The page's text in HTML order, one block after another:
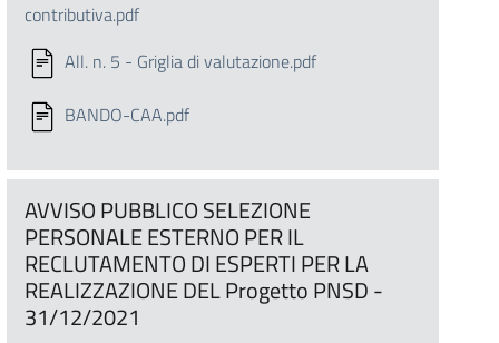
contributiva.pdf
All. n. 5 - Griglia di valutazione.pdf
BANDO-CAA.pdf
AVVISO PUBBLICO SELEZIONE
PERSONALE ESTERNO PER IL
RECLUTAMENTO DI ESPERTI PER LA
REALIZZAZIONE DEL Progetto PNSD -
31/12/2021